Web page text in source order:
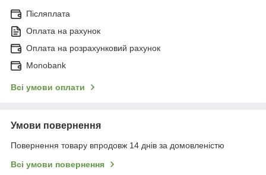
Післяплата
Оплата на рахунок
Оплата на розрахунковий рахунок
Monobank
Всі умови оплати
Умови повернення
Повернення товару впродовж 14 днів за домовленістю
Всі умови повернення